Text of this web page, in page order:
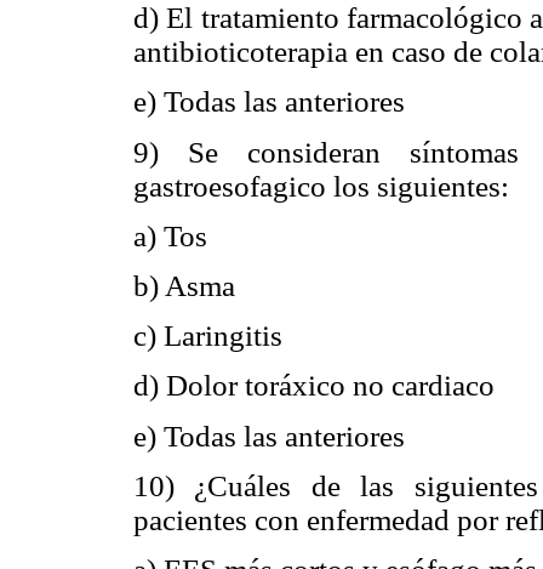
d) El tratamiento farmacológico
antibioticoterapia en caso de
e) Todas las anteriores
9) Se consideran
gastroesofagico los siguientes:
a) Tos
b) Asma
c) Laringitis
d) Dolor toráxico no cardiaco
e) Todas las anteriores
10) ¿Cuáles de las
pacientes con enfermedad por